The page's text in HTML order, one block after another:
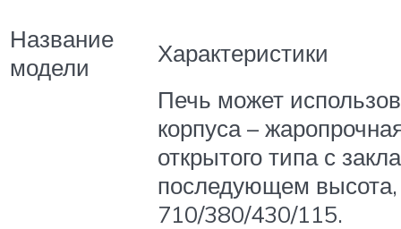
Название
модели
Характеристики
Печь может
корпуса –
открытого типа с
последующем
710/380/430/115.